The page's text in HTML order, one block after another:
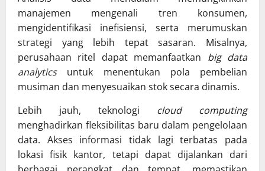
manajemen mengenali tren konsumen,
mengidentifikasi inefisiensi, serta merumuskan
strategi yang lebih tepat sasaran. Misalnya,
perusahaan ritel dapat memanfaatkan big data
analyticsuntuk menentukan pola pembelian
musiman dan menyesuaikan stok secara dinamis.
Lebih jauh, teknologi cloud computing
menghadirkan fleksibilitas baru dalam pengelolaan
data. Akses informasi tidak lagi terbatas pada
lokasi fisik kantor, tetapi dapat dijalankan dari